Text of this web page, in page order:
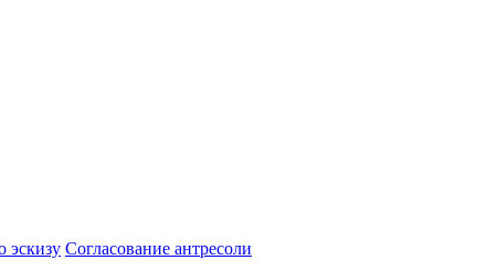
эскизу Согласование антресоли